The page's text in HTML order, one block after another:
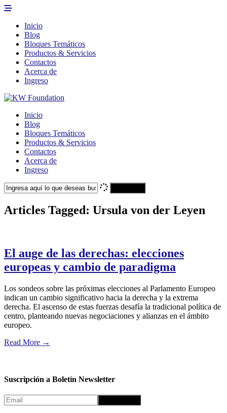
Inicio
Blog
Bloques Temáticos
Productos & Servicios
Contactos
Acerca de
Ingreso
Inicio
Blog
Bloques Temáticos
Productos & Servicios
Contactos
Acerca de
Ingreso
Articles Tagged: Ursula von der Leyen
El auge de las derechas: elecciones
europeas y cambio de paradigma
Los sondeos sobre las próximas elecciones al Parlamento Europeo
indican un cambio significativo hacia la derecha y la extrema
derecha. El ascenso de estas fuerzas desafía la tradicional política de
centro, planteando nuevas negociaciones y alianzas en el ámbito
europeo.
Read More →
Suscripción a Boletín Newsletter